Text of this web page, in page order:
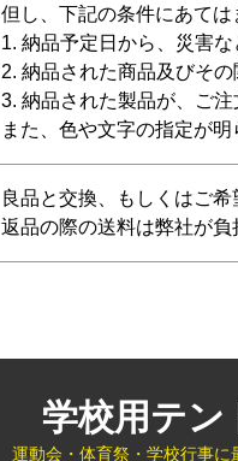
但し、下記の条件にあては
1. 納品予定日から、災害
2. 納品された商品及びそ
3. 納品された製品が、ご
また、色や文字の指定が明
良品と交換、もしくはご希
返品の際の送料は弊社が負
学校用テン
運動会・体育祭・学校行事に